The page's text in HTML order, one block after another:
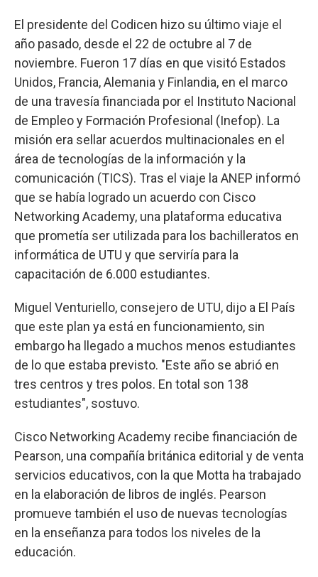
El presidente del Codicen hizo su último viaje el
año pasado, desde el 22 de octubre al 7 de
noviembre. Fueron 17 días en que visitó Estados
Unidos, Francia, Alemania y Finlandia, en el marco
de una travesía financiada por el Instituto Nacional
de Empleo y Formación Profesional (Inefop). La
misión era sellar acuerdos multinacionales en el
área de tecnologías de la información y la
comunicación (TICS). Tras el viaje la ANEP informó
que se había logrado un acuerdo con Cisco
Networking Academy, una plataforma educativa
que prometía ser utilizada para los bachilleratos en
informática de UTU y que serviría para la
capacitación de 6.000 estudiantes.
Miguel Venturiello, consejero de UTU, dijo a El País
que este plan ya está en funcionamiento, sin
embargo ha llegado a muchos menos estudiantes
de lo que estaba previsto. "Este año se abrió en
tres centros y tres polos. En total son 138
estudiantes", sostuvo.
Cisco Networking Academy recibe financiación de
Pearson, una compañía británica editorial y de venta
servicios educativos, con la que Motta ha trabajado
en la elaboración de libros de inglés. Pearson
promueve también el uso de nuevas tecnologías
en la enseñanza para todos los niveles de la
educación.